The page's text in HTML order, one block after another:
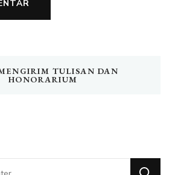
TULISAN DAN
HONORARIUM